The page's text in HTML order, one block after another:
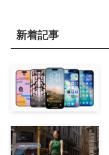
新着記事